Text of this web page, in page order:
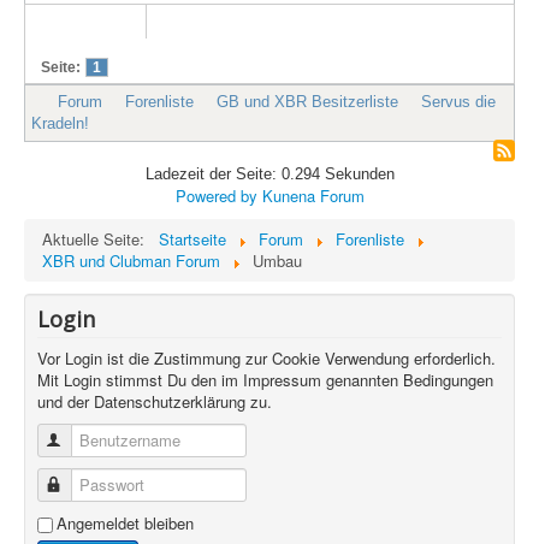
Seite: 1
Forum Forenliste GB und XBR Besitzerliste
Servus die
Kradeln!
Ladezeit der Seite: 0.294 Sekunden
Powered by Kunena Forum
Aktuelle Seite:
Startseite Forum
Forenliste
XBR und Clubman Forum
Umbau
Login
Vor Login ist die Zustimmung zur Cookie Verwendung erforderlich.
Mit Login stimmst Du den im Impressum genannten Bedingungen
und der Datenschutzerklärung zu.
Benutzername
Passwort
Angemeldet bleiben